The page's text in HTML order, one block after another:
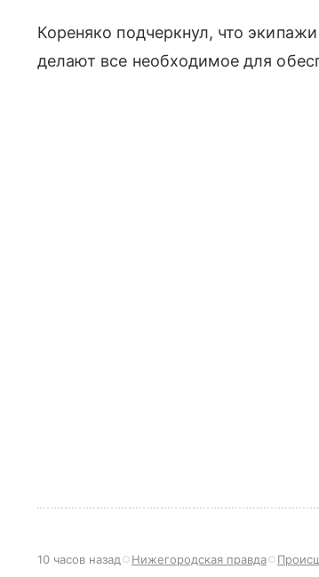
Кореняко подчеркнул, что
делают все необходимое для
10 часов назад Нижегородская правда